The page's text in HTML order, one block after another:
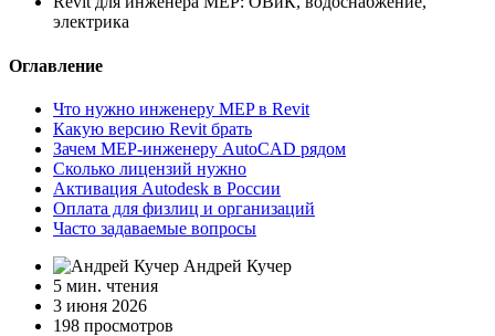
электрика
Оглавление
Что нужно инженеру MEP в Revit
Какую версию Revit брать
Зачем MEP-инженеру AutoCAD рядом
Сколько лицензий нужно
Активация Autodesk в России
Оплата для физлиц и организаций
Часто задаваемые вопросы
Андрей Кучер
5 мин. чтения
3 июня 2026
198 просмотров